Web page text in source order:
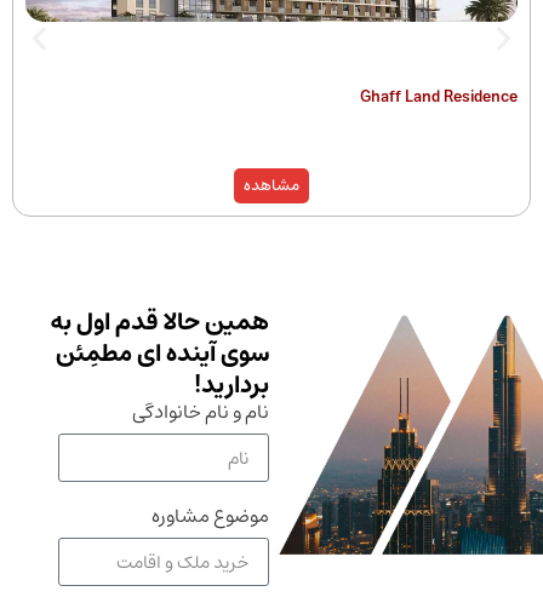
Ghaff
همین حالا قدم اول به
سوی آینده ای مطمِئن
بردارید!
نام و نام خانوادگی
موضوع مشاوره